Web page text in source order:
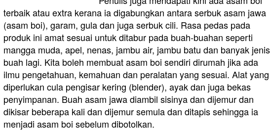
terbaik atau extra kerana ia digabungkan antara serbuk asam jawa
(asam boi), garam, gula dan juga serbuk cili. Rasa pedas pada
produk ini amat sesuai untuk ditabur pada buah-buahan seperti
mangga muda, apel, nenas, jambu air, jambu batu dan banyak jenis
buah lagi. Kita boleh membuat asam boi sendiri dirumah jika ada
ilmu pengetahuan, kemahuan dan peralatan yang sesuai. Alat yang
diperlukan cula pengisar kering (blender), ayak dan juga bekas
penyimpanan. Buah asam jawa diambil sisinya dan dijemur dan
dikisar beberapa kali dan dijemur semula dan ditapis sehingga ia
menjadi asam boi sebelum dibotolkan.